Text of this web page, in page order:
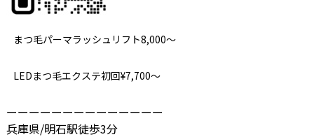
まつ毛パーマラッシュリフト8,000～
LEDまつ毛エクステ初回¥7,700～
ーーーーーーーーーーーーーー
兵庫県/明石駅徒歩3分